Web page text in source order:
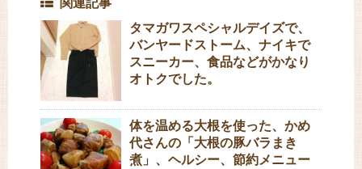
関連記事
タマガワスペシャルデイズで、
バンヤードストーム、ナイキで
スニーカー、食品などがかなり
オトクでした。
体を温める大根を使った、かめ
代さんの「大根の豚バラまき
煮」、ヘルシー、節約メニュー